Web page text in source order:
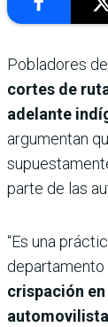
Pobladores
cortes de
adelante
argumentan
parte de las
“Es una
departamento
crispación